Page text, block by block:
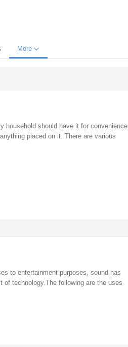
More
household should have it for convenience
placed on it. There are various
to entertainment purposes, sound has
technology.The following are the uses